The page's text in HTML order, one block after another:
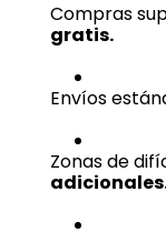
Compras
gratis.
Envíos
Zonas de